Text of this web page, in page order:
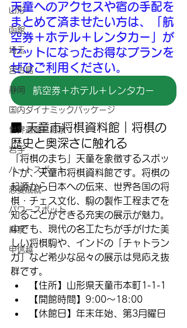
山形
函館
埼玉
宮古島
静岡
国内ダイナミックパッケージ
世界遺産・絶景
岩手
ハートスポット
恋愛成就
パワースポット
絶景
甲信越
天童へのアクセスや宿の手配を
まとめて済ませたい方は、「航
空券＋ホテル＋レンタカー」が
セットになったお得なプランを
ぜひご利用ください。
航空券＋ホテル＋レンタカー
■ 天童市将棋資料館｜将棋の
歴史と奥深さに触れる
「将棋のまち」天童を象徴するスポッ
トが、天童市将棋資料館です。将棋の
起源から日本への伝来、世界各国の将
棋・チェス文化、駒の製作工程までを
知ることができる充実の展示が魅力。
中でも、現代の名工たちが手がけた美
しい将棋駒や、インドの「チャトラン
ガ」など希少な品々の展示は見応え抜
群です。
【住所】山形県天童市本町1-1-1
【開館時間】9:00〜18:00
【休館日】年末年始、第3月曜日